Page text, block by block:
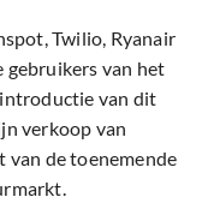
Twilio, Ryanair
gebruikers van het
van dit
verkoop van
van de toenemende